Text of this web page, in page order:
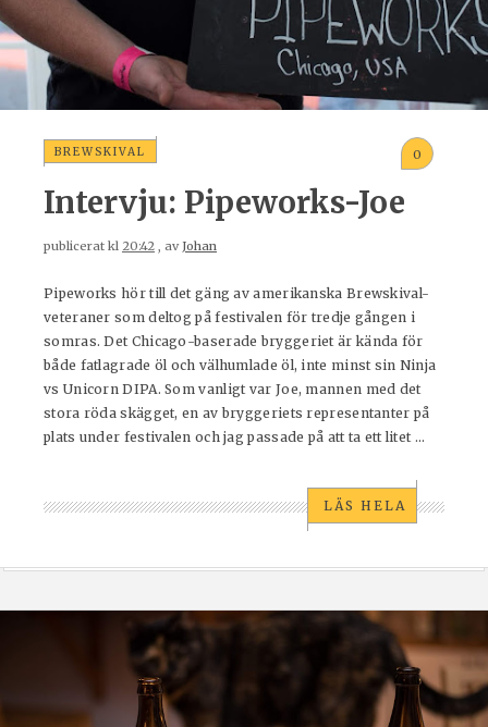
BREWSKIVAL 0
Intervju: Pipeworks-Joe
publicerat kl 20:42 , avJohan
Pipeworks hör till det gäng av amerikanska Brewskival-
veteraner som deltog på festivalen för tredje gången i
somras. Det Chicago-baserade bryggeriet är kända för
både fatlagrade öl och välhumlade öl, inte minst sin Ninja
vs Unicorn DIPA. Som vanligt var Joe, mannen med det
stora röda skägget, en av bryggeriets representanter på
plats under festivalen och jag passade på att ta ett litet ...
LÄS HELA